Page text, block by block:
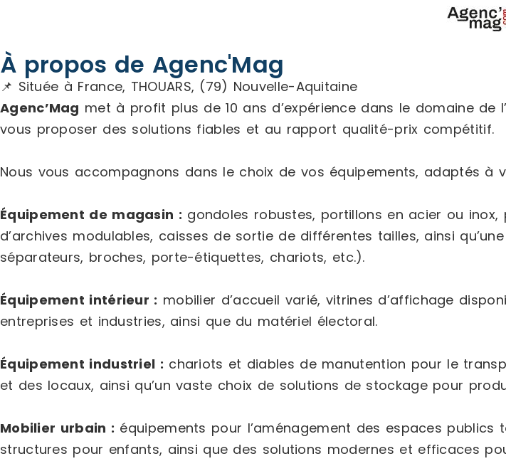
À propos de Agenc'Mag
📌 Située à France, THOUARS, (79) Nouvelle-Aquitaine
Agenc’Mag met à profit plus de 10 ans d’expérience dans le domaine de
vous proposer des solutions fiables et au rapport qualité-prix compétitif.
Nous vous accompagnons dans le choix de vos équipements, adaptés à
Équipement de magasin : gondoles robustes, portillons en acier ou
d’archives modulables, caisses de sortie de différentes tailles, ainsi
séparateurs, broches, porte-étiquettes, chariots, etc.).
Équipement intérieur : mobilier d’accueil varié, vitrines d’affichage
entreprises et industries, ainsi que du matériel électoral.
Équipement industriel : chariots et diables de manutention pour le
et des locaux, ainsi qu’un vaste choix de solutions de stockage pour
Mobilier urbain : équipements pour l’aménagement des espaces
structures pour enfants, ainsi que des solutions modernes et efficaces